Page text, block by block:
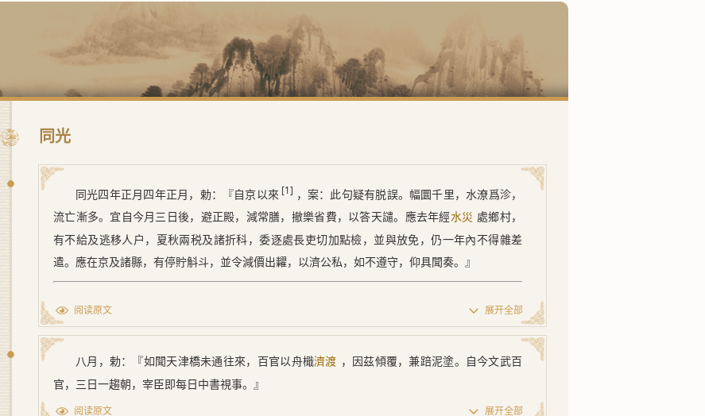
同光
同光四年正月四年正月 ，勅：『自京以來 [1] ，案：此句疑有脱誤。幅圜千里，水潦爲沴，
流亡漸多。宜自今月三日後，避正殿，減常膳，撤樂省費，以答天譴。應去年經水災 處鄉村，
有不給及逃移人户，夏秋兩税及諸折科，委逐處長吏切加點檢，並與放免，仍一年內不得雜差
遣。應在京及諸縣，有停貯斛斗，並令減價出糶，以濟公私，如不遵守，仰具聞奏。』
阅读原文 展开全部
八月 ，勅：『如聞天津橋未通往來，百官以舟檝濟渡 ，因茲傾覆，兼踣泥塗。自今文武百
官，三日一趨朝，宰臣即每日中書視事。』
阅读原文 展开全部